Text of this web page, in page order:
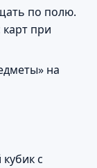
по полю.
при
на
с